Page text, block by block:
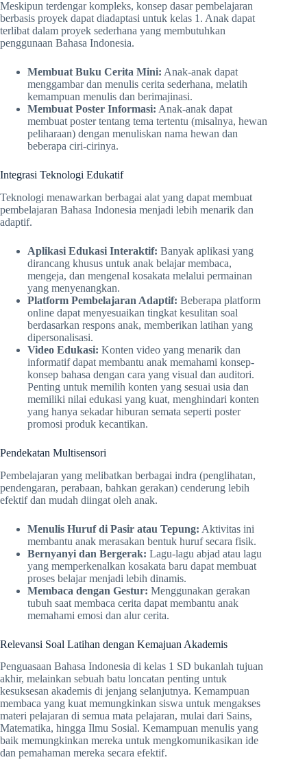
Meskipun terdengar kompleks, konsep dasar pembelajaran
berbasis proyek dapat diadaptasi untuk kelas 1. Anak dapat
terlibat dalam proyek sederhana yang membutuhkan
penggunaan Bahasa Indonesia.
Membuat Buku Cerita Mini: Anak-anak dapat
menggambar dan menulis cerita sederhana, melatih
kemampuan menulis dan berimajinasi.
Membuat Poster Informasi: Anak-anak dapat
membuat poster tentang tema tertentu (misalnya, hewan
peliharaan) dengan menuliskan nama hewan dan
beberapa ciri-cirinya.
Integrasi Teknologi Edukatif
Teknologi menawarkan berbagai alat yang dapat membuat
pembelajaran Bahasa Indonesia menjadi lebih menarik dan
adaptif.
Aplikasi Edukasi Interaktif: Banyak aplikasi yang
dirancang khusus untuk anak belajar membaca,
mengeja, dan mengenal kosakata melalui permainan
yang menyenangkan.
Platform Pembelajaran Adaptif: Beberapa platform
online dapat menyesuaikan tingkat kesulitan soal
berdasarkan respons anak, memberikan latihan yang
dipersonalisasi.
Video Edukasi: Konten video yang menarik dan
informatif dapat membantu anak memahami konsep-
konsep bahasa dengan cara yang visual dan auditori.
Penting untuk memilih konten yang sesuai usia dan
memiliki nilai edukasi yang kuat, menghindari konten
yang hanya sekadar hiburan semata seperti poster
promosi produk kecantikan.
Pendekatan Multisensori
Pembelajaran yang melibatkan berbagai indra (penglihatan,
pendengaran, perabaan, bahkan gerakan) cenderung lebih
efektif dan mudah diingat oleh anak.
Menulis Huruf di Pasir atau Tepung: Aktivitas ini
membantu anak merasakan bentuk huruf secara fisik.
Bernyanyi dan Bergerak: Lagu-lagu abjad atau lagu
yang memperkenalkan kosakata baru dapat membuat
proses belajar menjadi lebih dinamis.
Membaca dengan Gestur: Menggunakan gerakan
tubuh saat membaca cerita dapat membantu anak
memahami emosi dan alur cerita.
Relevansi Soal Latihan dengan Kemajuan Akademis
Penguasaan Bahasa Indonesia di kelas 1 SD bukanlah tujuan
akhir, melainkan sebuah batu loncatan penting untuk
kesuksesan akademis di jenjang selanjutnya. Kemampuan
membaca yang kuat memungkinkan siswa untuk mengakses
materi pelajaran di semua mata pelajaran, mulai dari Sains,
Matematika, hingga Ilmu Sosial. Kemampuan menulis yang
baik memungkinkan mereka untuk mengkomunikasikan ide
dan pemahaman mereka secara efektif.